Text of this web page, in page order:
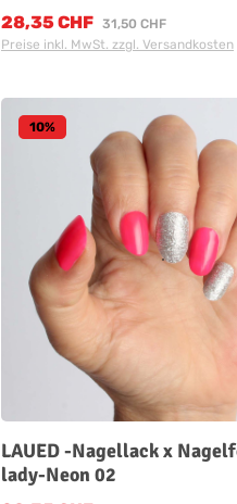
Verkaufspreis:
28,35 CHF Regulärer Preis:
31,50 CHF
Preise inkl. MwSt. zzgl. Versandkosten
10%
LAUED -Nagellack x
lady-Neon 02